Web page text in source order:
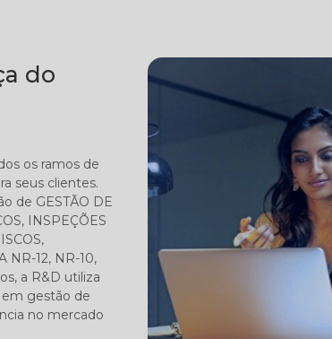
do
os ramos de
seus clientes.
de GESTÃO DE
INSPEÇÕES
NR-12, NR-10,
a R&D utiliza
gestão de
no mercado